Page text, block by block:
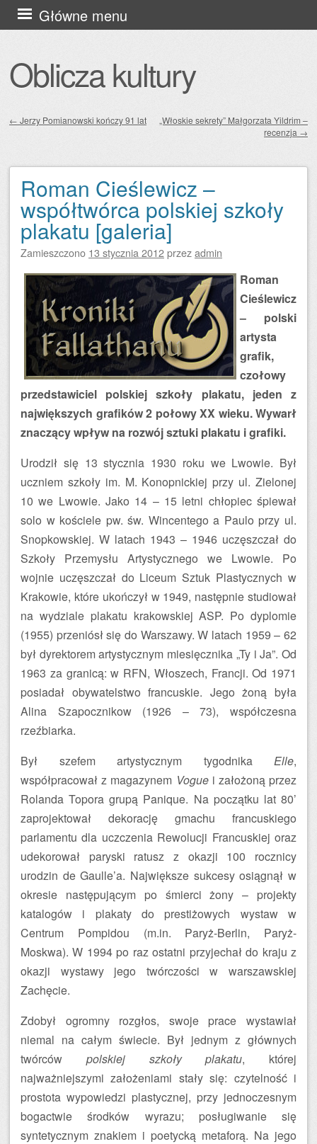
Oblicza kultury
Główne menu
Przejdź
do
← Jerzy Pomianowski kończy 91 lat
„Włoskie sekrety” Małgorzata Yildrim –
recenzja →
Roman Cieślewicz –
współtwórca polskiej szkoły
plakatu [galeria]
Zamieszczono 13 stycznia 2012przezadmin
Roman
Cieślewicz
– polski
artysta
grafik,
czołowy
przedstawiciel polskiej szkoły plakatu, jeden z
największych grafików 2 połowy XX wieku. Wywarł
znaczący wpływ na rozwój sztuki plakatu i grafiki.
Urodził się 13 stycznia 1930 roku we Lwowie. Był
uczniem szkoły im. M. Konopnickiej przy ul. Zielonej
10 we Lwowie. Jako 14 – 15 letni chłopiec śpiewał
solo w kościele pw. św. Wincentego a Paulo przy ul.
Snopkowskiej. W latach 1943 – 1946 uczęszczał do
Szkoły Przemysłu Artystycznego we Lwowie. Po
wojnie uczęszczał do Liceum Sztuk Plastycznych w
Krakowie, które ukończył w 1949, następnie studiował
na wydziale plakatu krakowskiej ASP. Po dyplomie
(1955) przeniósł się do Warszawy. W latach 1959 – 62
był dyrektorem artystycznym miesięcznika „Ty i Ja”. Od
1963 za granicą: w RFN, Włoszech, Francji. Od 1971
posiadał obywatelstwo francuskie. Jego żoną była
Alina Szapocznikow (1926 – 73), współczesna
rzeźbiarka.
Był szefem artystycznym tygodnika Elle,
współpracował z magazynem Voguei założoną przez
Rolanda Topora grupą Panique. Na początku lat 80’
zaprojektował dekorację gmachu francuskiego
parlamentu dla uczczenia Rewolucji Francuskiej oraz
udekorował paryski ratusz z okazji 100 rocznicy
urodzin de Gaulle’a. Największe sukcesy osiągnął w
okresie następującym po śmierci żony – projekty
katalogów i plakaty do prestiżowych wystaw w
Centrum Pompidou (m.in. Paryż-Berlin, Paryż-
Moskwa). W 1994 po raz ostatni przyjechał do kraju z
okazji wystawy jego twórczości w warszawskiej
Zachęcie.
Zdobył ogromny rozgłos, swoje prace wystawiał
niemal na całym świecie. Był jednym z głównych
twórców polskiej szkoły plakatu, której
najważniejszymi założeniami stały się: czytelność i
prostota wypowiedzi plastycznej, przy jednoczesnym
bogactwie środków wyrazu; posługiwanie się
syntetycznym znakiem i poetycką metaforą. Na jego